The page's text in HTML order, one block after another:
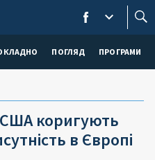
ПОГЛЯД ПРОГРАМИ
коригують
в Європі